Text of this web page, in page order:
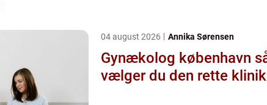
04 august 2026 Annika Sørensen
Gynækolog københavn sådan
vælger du den rette klinik